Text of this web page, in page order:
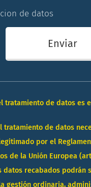
de datos
Enviar
tratamiento de datos es
tratamiento de datos
por el
de la Unión Europea
datos recabados podrán
gestión ordinaria,